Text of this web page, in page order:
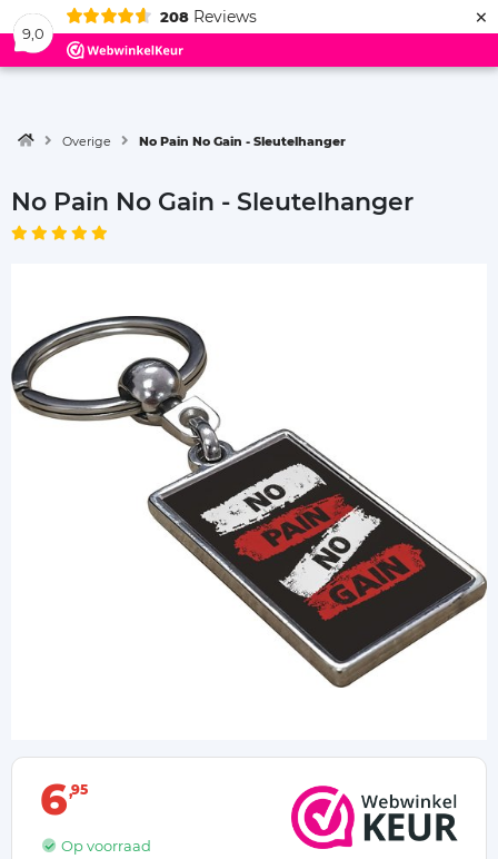
9,0
208 Reviews ×
Menu
Overige No Pain No Gain - Sleutelhanger
No Pain No Gain - Sleutelhanger
6 95
Op voorraad